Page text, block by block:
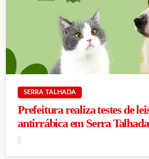
SERRA TALHADA
Prefeitura realiza testes de
antirrábica em Serra Talhada